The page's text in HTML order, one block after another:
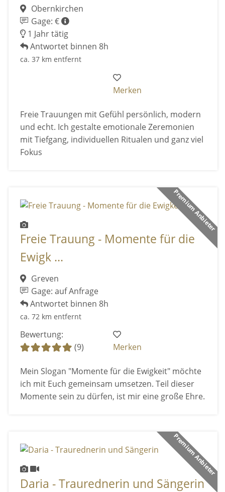
Obernkirchen
Gage: €
1 Jahr tätig
Antwortet binnen 8h
ca. 37 km entfernt
Merken
Freie Trauungen mit Gefühl persönlich, modern
und echt. Ich gestalte emotionale Zeremonien
mit Tiefgang, individuellen Ritualen und ganz viel
Fokus
Premium Anbieter
Freie Trauung - Momente für die
Ewigk ...
Greven
Gage: auf Anfrage
Antwortet binnen 8h
ca. 72 km entfernt
Bewertung:
(9)
Merken
Mein Slogan "Momente für die Ewigkeit" möchte
ich mit Euch gemeinsam umsetzen. Teil dieser
Momente sein zu dürfen, ist mir eine große Ehre.
Premium Anbieter
Daria - Traurednerin und Sängerin